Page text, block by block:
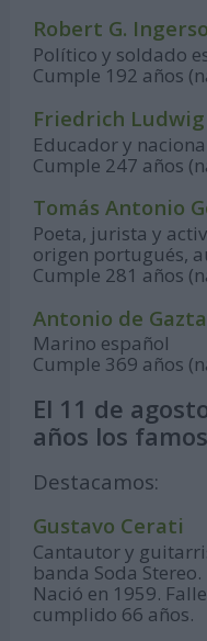
Robert G.
Político y soldado
Cumple 192 años
Friedrich Ludwig
Educador y
Cumple 247 años
Tomás Antonio
Poeta, jurista y
origen portugués,
Cumple 281 años
Antonio de
Marino español
Cumple 369 años
El 11 de
años los
Destacamos:
Gustavo Cerati
Cantautor y
banda Soda Stereo.
Nació en 1959.
cumplido 66 años.